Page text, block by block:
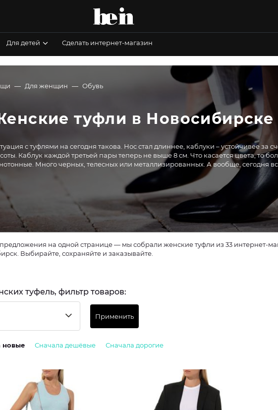
Для детей Сделать интернет-магазин
Для женщин Обувь
туфли в Новосибирске
с туфлями на сегодня такова. Нос стал длиннее, каблуки – устойчивее за
Каблук каждой третьей пары теперь не выше 8 см. Что касается цвета, то
Много черных, телесных или металлизированных. А вообще, сегодня
на одной странице — мы собрали женские туфли из 33 интернет-
Выбирайте, сохраняйте и заказывайте.
туфель, фильтр товаров:
Применить
новые Сначала дешёвые Сначала дорогие